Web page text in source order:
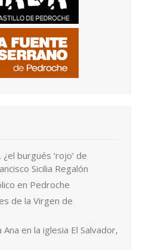
burgués ‘rojo’ de
Sicilia Regalón
en Pedroche
de la Virgen de
Ana en la iglesia El Salvador,